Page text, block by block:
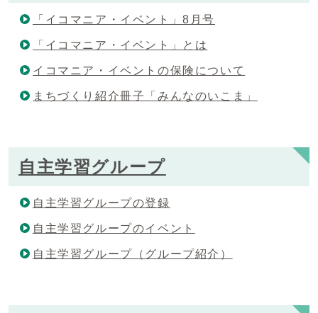
「イコマニア・イベント」8月号
「イコマニア・イベント」とは
イコマニア・イベントの保険について
まちづくり紹介冊子「みんなのいこま」
自主学習グループ
自主学習グループの登録
自主学習グループのイベント
自主学習グループ（グループ紹介）